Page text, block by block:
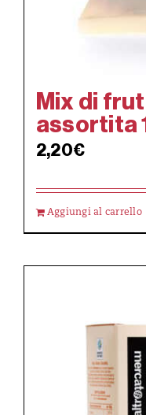
Mix di
assortita
2,20€
Aggiungi al carrello